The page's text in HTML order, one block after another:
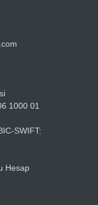
1000 01
SWIFT:
Hesap